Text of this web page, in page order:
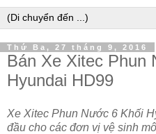
Thứ Ba, 27 tháng 9, 2016
Bán Xe Xitec Phun
Hyundai HD99
Xe Xitec Phun Nước 6 Khối
đầu cho các đơn vị vệ sinh